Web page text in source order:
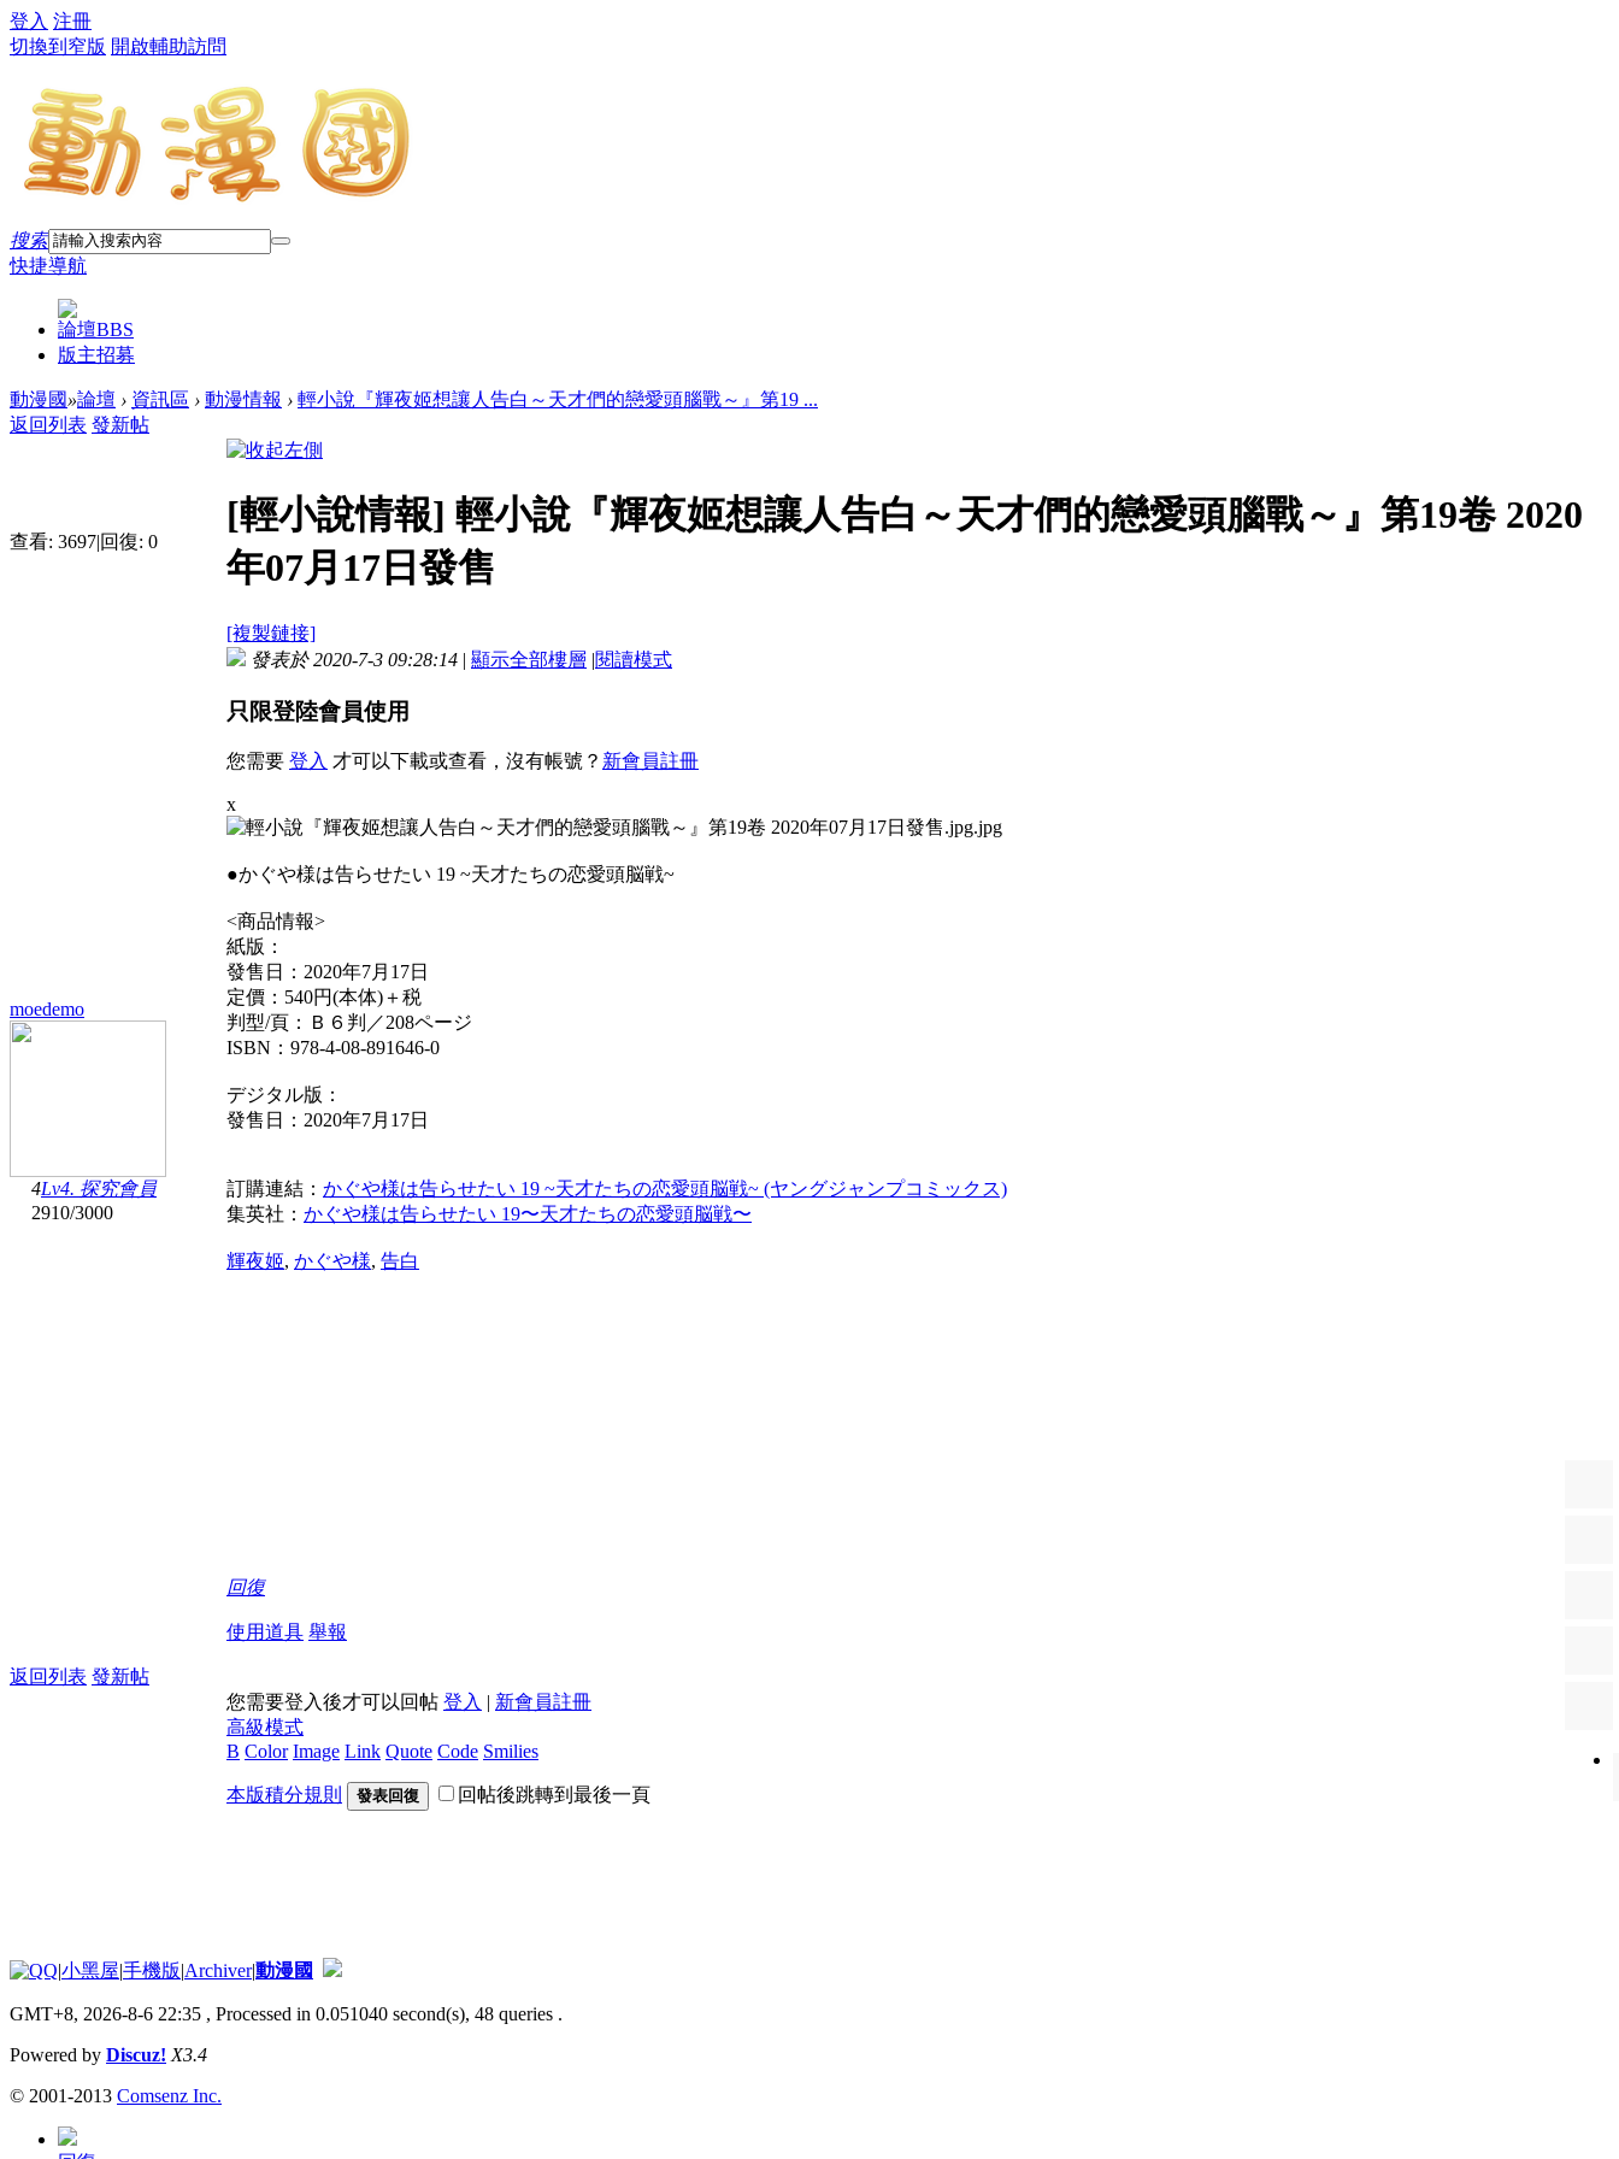
登入 注冊
切換到窄版 開啟輔助訪問
搜索
快捷導航
論壇BBS
版主招募
動漫國»論壇 › 資訊區 › 動漫情報 › 輕小說『輝夜姬想讓人告白～天才們的戀愛頭腦戰～』第19 ...
返回列表 發新帖
查看: 3697|回復: 0
[輕小說情報] 輕小說『輝夜姬想讓人告白～天才們的戀愛頭腦戰～』第19卷 2020
年07月17日發售
[複製鏈接]
moedemo
4Lv4. 探究會員
2910/3000
發表於 2020-7-3 09:28:14 | 顯示全部樓層 |閱讀模式
只限登陸會員使用
您需要 登入 才可以下載或查看，沒有帳號？ 新會員註冊
x
●かぐや様は告らせたい 19 ~天才たちの恋愛頭脳戦~
<商品情報>
紙版：
發售日：2020年7月17日
定價：540円(本体)＋税
判型/頁：Ｂ６判／208ページ
ISBN：978-4-08-891646-0
デジタル版：
發售日：2020年7月17日
訂購連結： かぐや様は告らせたい 19 ~天才たちの恋愛頭脳戦~ (ヤングジャンプコミックス)
集英社： かぐや様は告らせたい 19〜天才たちの恋愛頭脳戦〜
輝夜姬, かぐや様, 告白
回復
使用道具 舉報
返回列表 發新帖
您需要登入後才可以回帖 登入 | 新會員註冊
高級模式
B Color Image Link Quote Code Smilies
本版積分規則 發表回復 回帖後跳轉到最後一頁
|小黑屋|手機版|Archiver|動漫國
GMT+8, 2026-8-6 22:35 , Processed in 0.051040 second(s), 48 queries .
Powered by Discuz! X3.4
© 2001-2013 Comsenz Inc.